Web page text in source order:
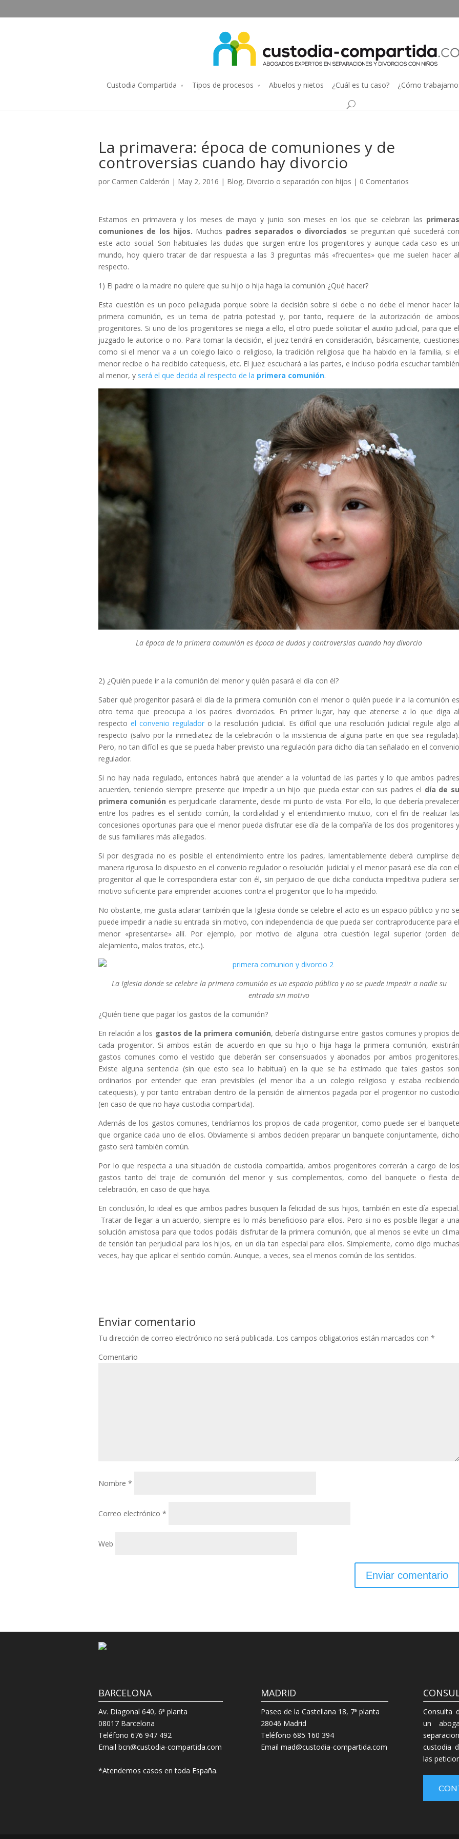
Custodia Compartida Tipos de procesos Abuelos y nietos ¿Cuál es tu caso? ¿Cómo
La primavera: época de comuniones y de
controversias cuando hay divorcio
por Carmen Calderón | May 2, 2016 | Blog, Divorcio o separación con hijos | 0 Comentarios
Estamos en primavera y los meses de mayo y junio son meses en los que se celebran las primeras
comuniones de los hijos. Muchos padres separados o divorciados se preguntan qué sucederá con
este acto social. Son habituales las dudas que surgen entre los progenitores y aunque cada caso es un
mundo, hoy quiero tratar de dar respuesta a las 3 preguntas más «frecuentes» que me suelen hacer al
respecto.
1) El padre o la madre no quiere que su hijo o hija haga la comunión ¿Qué hacer?
Esta cuestión es un poco peliaguda porque sobre la decisión sobre si debe o no debe el menor hacer la
primera comunión, es un tema de patria potestad y, por tanto, requiere de la autorización de ambos
progenitores. Si uno de los progenitores se niega a ello, el otro puede solicitar el auxilio judicial, para que el
juzgado le autorice o no. Para tomar la decisión, el juez tendrá en consideración, básicamente, cuestiones
como si el menor va a un colegio laico o religioso, la tradición religiosa que ha habido en la familia, si el
menor recibe o ha recibido catequesis, etc. El juez escuchará a las partes, e incluso podría escuchar también
al menor, y será el que decida al respecto de la primera comunión.
La época de la primera comunión es época de dudas y controversias cuando hay divorcio
2) ¿Quién puede ir a la comunión del menor y quién pasará el día con él?
Saber qué progenitor pasará el día de la primera comunión con el menor o quién puede ir a la comunión es
otro tema que preocupa a los padres divorciados. En primer lugar, hay que atenerse a lo que diga al
respectoel convenio regulador o la resolución judicial. Es difícil que una resolución judicial regule algo al
respecto (salvo por la inmediatez de la celebración o la insistencia de alguna parte en que sea regulada).
Pero, no tan difícil es que se pueda haber previsto una regulación para dicho día tan señalado en el convenio
regulador.
Si no hay nada regulado, entonces habrá que atender a la voluntad de las partes y lo que ambos padres
acuerden, teniendo siempre presente que impedir a un hijo que pueda estar con sus padres el día de su
primera comunión es perjudicarle claramente, desde mi punto de vista. Por ello, lo que debería prevalecer
entre los padres es el sentido común, la cordialidad y el entendimiento mutuo, con el fin de realizar las
concesiones oportunas para que el menor pueda disfrutar ese día de la compañía de los dos progenitores y
de sus familiares más allegados.
Si por desgracia no es posible el entendimiento entre los padres, lamentablemente deberá cumplirse de
manera rigurosa lo dispuesto en el convenio regulador o resolución judicial y el menor pasará ese día con el
progenitor al que le correspondiera estar con él, sin perjuicio de que dicha conducta impeditiva pudiera ser
motivo suficiente para emprender acciones contra el progenitor que lo ha impedido.
No obstante, me gusta aclarar también que la Iglesia donde se celebre el acto es un espacio público y no se
puede impedir a nadie su entrada sin motivo, con independencia de que pueda ser contraproducente para el
menor «presentarse» allí. Por ejemplo, por motivo de alguna otra cuestión legal superior (orden de
alejamiento, malos tratos, etc.).
La Iglesia donde se celebre la primera comunión es un espacio público y no se puede impedir a nadie su
entrada sin motivo
¿Quién tiene que pagar los gastos de la comunión?
En relación a los gastos de la primera comunión, debería distinguirse entre gastos comunes y propios de
cada progenitor. Si ambos están de acuerdo en que su hijo o hija haga la primera comunión, existirán
gastos comunes como el vestido que deberán ser consensuados y abonados por ambos progenitores.
Existe alguna sentencia (sin que esto sea lo habitual) en la que se ha estimado que tales gastos son
ordinarios por entender que eran previsibles (el menor iba a un colegio religioso y estaba recibiendo
catequesis), y por tanto entraban dentro de la pensión de alimentos pagada por el progenitor no custodio
(en caso de que no haya custodia compartida).
Además de los gastos comunes, tendríamos los propios de cada progenitor, como puede ser el banquete
que organice cada uno de ellos. Obviamente si ambos deciden preparar un banquete conjuntamente, dicho
gasto será también común.
Por lo que respecta a una situación de custodia compartida, ambos progenitores correrán a cargo de los
gastos tanto del traje de comunión del menor y sus complementos, como del banquete o fiesta de
celebración, en caso de que haya.
En conclusión, lo ideal es que ambos padres busquen la felicidad de sus hijos, también en este día especial.
Tratar de llegar a un acuerdo, siempre es lo más beneficioso para ellos. Pero si no es posible llegar a una
solución amistosa para que todos podáis disfrutar de la primera comunión, que al menos se evite un clima
de tensión tan perjudicial para los hijos, en un día tan especial para ellos. Simplemente, como digo muchas
veces, hay que aplicar el sentido común. Aunque, a veces, sea el menos común de los sentidos.
Enviar comentario
Tu dirección de correo electrónico no será publicada. Los campos obligatorios están marcados con *
Comentario
Nombre *
Correo electrónico *
Web
BARCELONA
Av. Diagonal 640, 6ª planta
08017 Barcelona
Teléfono 676 947 492
Email bcn@custodia-compartida.com
*Atendemos casos en toda España.
MADRID
Paseo de la Castellana 18, 7ª planta
28046 Madrid
Teléfono 685 160 394
Email mad@custodia-compartida.com
Consulta
un
custodia
las